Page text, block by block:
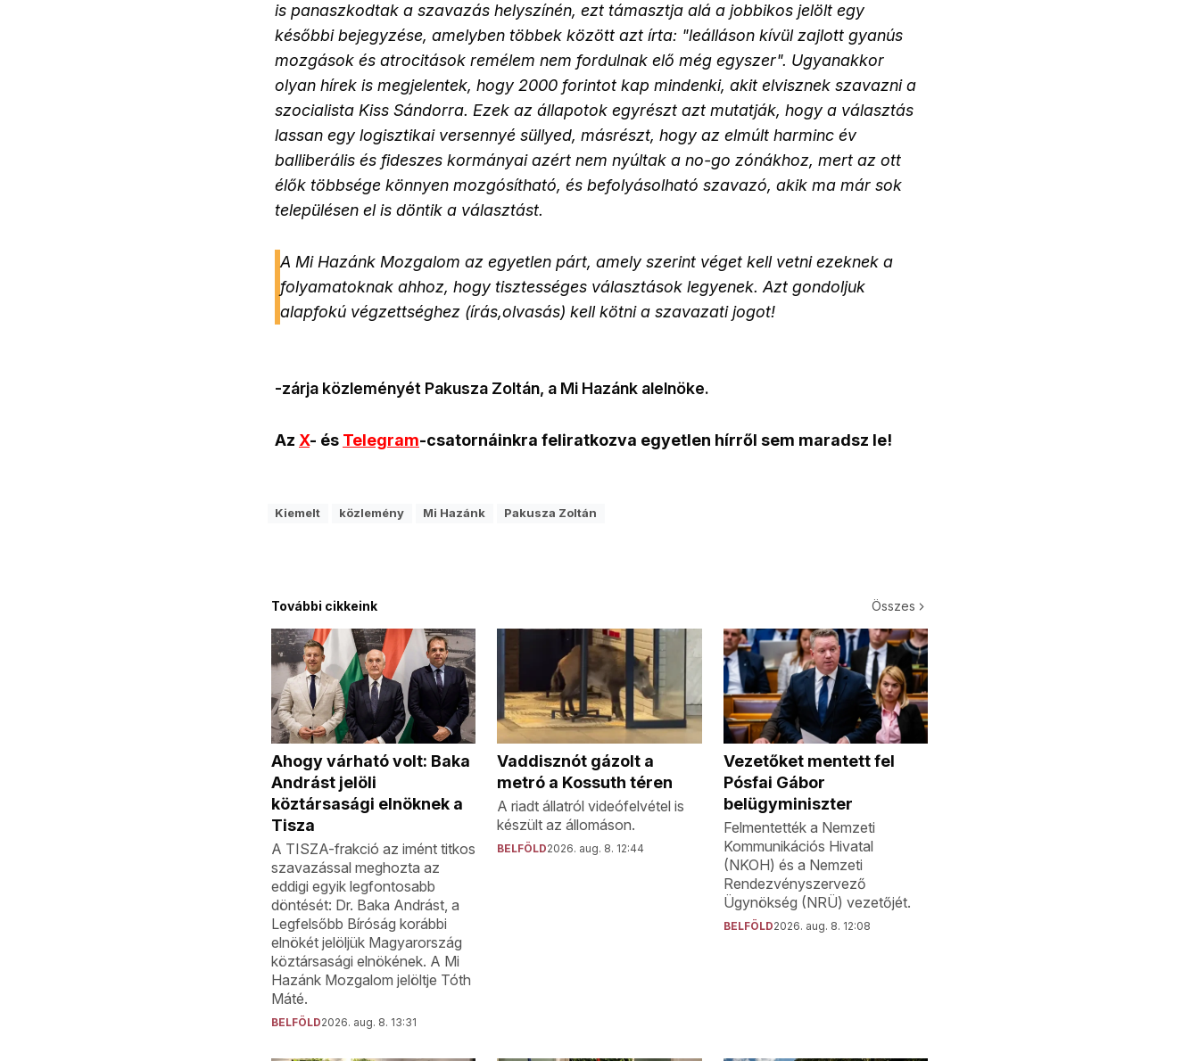
is panaszkodtak a szavazás helyszínén, ezt támasztja alá a jobbikos jelölt egy
későbbi bejegyzése, amelyben többek között azt írta: "leálláson kívül zajlott gyanús
mozgások és atrocitások remélem nem fordulnak elő még egyszer". Ugyanakkor
olyan hírek is megjelentek, hogy 2000 forintot kap mindenki, akit elvisznek szavazni a
szocialista Kiss Sándorra. Ezek az állapotok egyrészt azt mutatják, hogy a választás
lassan egy logisztikai versennyé süllyed, másrészt, hogy az elmúlt harminc év
balliberális és fideszes kormányai azért nem nyúltak a no-go zónákhoz, mert az ott
élők többsége könnyen mozgósítható, és befolyásolható szavazó, akik ma már sok
településen el is döntik a választást.
A Mi Hazánk Mozgalom az egyetlen párt, amely szerint véget kell vetni ezeknek a
folyamatoknak ahhoz, hogy tisztességes választások legyenek. Azt gondoljuk
alapfokú végzettséghez (írás,olvasás) kell kötni a szavazati jogot!
-zárja közleményét Pakusza Zoltán, a Mi Hazánk alelnöke.
Az X- és Telegram-csatornáinkra feliratkozva egyetlen hírről sem maradsz le!
Kiemelt közlemény Mi Hazánk Pakusza Zoltán
További cikkeink Összes
Ahogy várható volt: Baka
Andrást jelöli
köztársasági elnöknek a
Tisza
A TISZA-frakció az imént titkos
szavazással meghozta az
eddigi egyik legfontosabb
döntését: Dr. Baka Andrást, a
Legfelsőbb Bíróság korábbi
elnökét jelöljük Magyarország
köztársasági elnökének. A Mi
Hazánk Mozgalom jelöltje Tóth
Máté.
BELFÖLD2026. aug. 8. 13:31
Vaddisznót gázolt a
metró a Kossuth téren
A riadt állatról videófelvétel is
készült az állomáson.
BELFÖLD2026. aug. 8. 12:44
Vezetőket mentett fel
Pósfai Gábor
belügyminiszter
Felmentették a Nemzeti
Kommunikációs Hivatal
(NKOH) és a Nemzeti
Rendezvényszervező
Ügynökség (NRÜ) vezetőjét.
BELFÖLD2026. aug. 8. 12:08